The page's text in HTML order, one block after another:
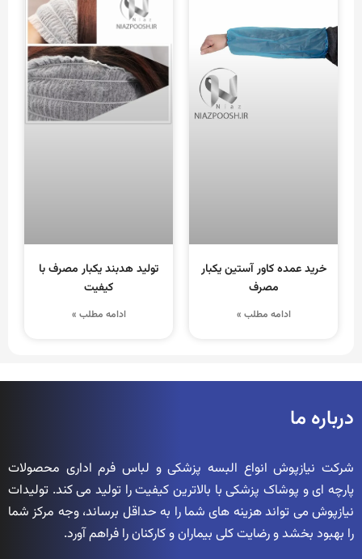
خرید عمده کاور آستین یکبار
مصرف
ادامه مطلب »
تولید هدبند یکبار مصرف با
کیفیت
ادامه مطلب »
درباره ما
شرکت نیازپوش انواع البسه پزشکی و لباس فرم اداری محصولات
پارچه ای و پوشاک پزشکی با بالاترین کیفیت را تولید می کند. تولیدات
نیازپوش می تواند هزینه های شما را به حداقل برساند، وجه مرکز شما
را بهبود بخشد و رضایت کلی بیماران و کارکنان را فراهم آورد.